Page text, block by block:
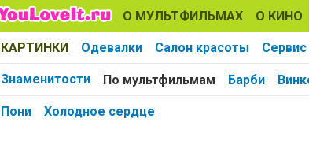
О МУЛЬТФИЛЬМАХ О КИНО
КАРТИНКИ Одевалки Салон красоты Сервис
Знаменитости По мультфильмам Барби
Пони Холодное сердце